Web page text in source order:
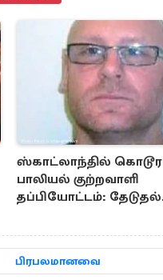
ஸ்காட்லாந்தில் கொடூர
பாலியல் குற்றவாளி
தப்பியோட்டம்: தேடுதல்
காவல்துறையினர்
பிரபலமானவை